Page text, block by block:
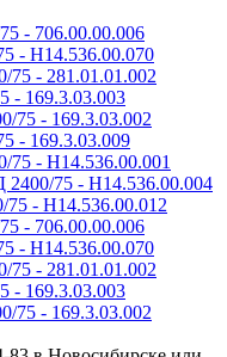
- 706.00.00.006
- Н14.536.00.070
75 - 281.01.01.002
- 169.3.03.003
75 - 169.3.03.002
- 169.3.03.009
75 - Н14.536.00.001
2400/75 - Н14.536.00.004
75 - Н14.536.00.012
- 706.00.00.006
- Н14.536.00.070
75 - 281.01.01.002
- 169.3.03.003
75 - 169.3.03.002